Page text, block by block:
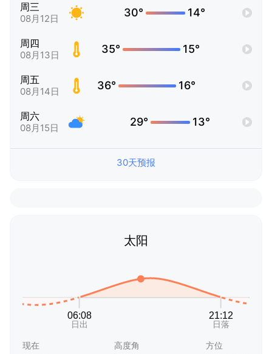
周三
08月12日 30° 14°
周四
08月13日 35° 15°
周五
08月14日 36° 16°
周六
08月15日 29° 13°
30天预报
太阳
现在 高度角 方位